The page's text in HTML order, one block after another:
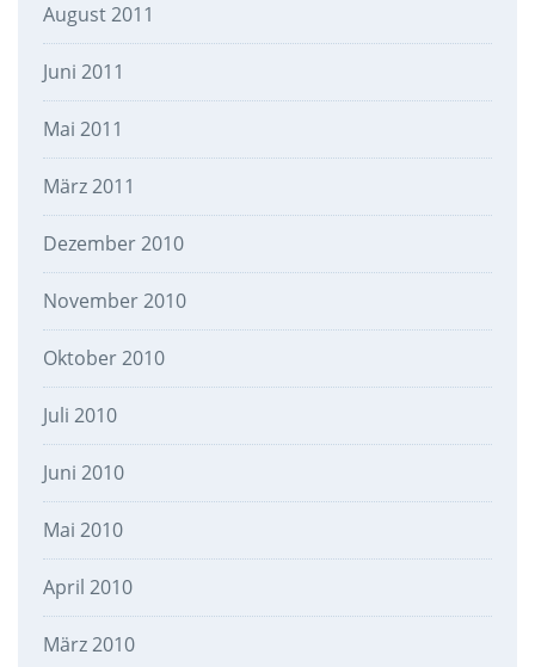
August 2011
Juni 2011
Mai 2011
März 2011
Dezember 2010
November 2010
Oktober 2010
Juli 2010
Juni 2010
Mai 2010
April 2010
März 2010